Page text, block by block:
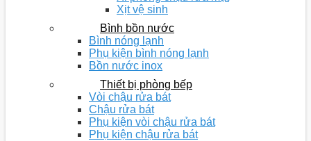
Xịt vệ sinh
Bình bồn nước
Bình nóng lạnh
Phụ kiện bình nóng lạnh
Bồn nước inox
Thiết bị phòng bếp
Vòi chậu rửa bát
Chậu rửa bát
Phụ kiện vòi chậu rửa bát
Phụ kiện chậu rửa bát